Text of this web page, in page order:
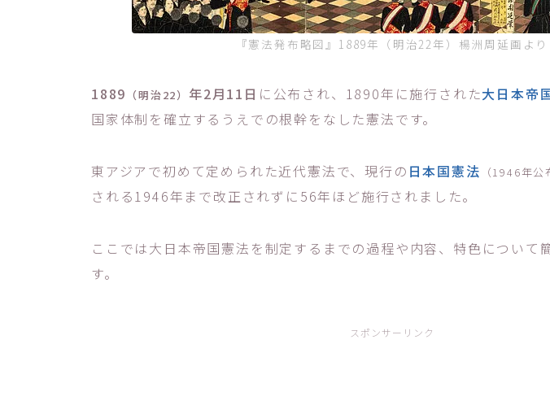
『憲法発布略図』1889年（明治22年）楊洲周延画より
1889 （明治22） 年2月11日 に公布され、1890年に施行された大日本帝
国家体制を確立するうえでの根幹をなした憲法です。
東アジアで初めて定められた近代憲法で、現行の 日本国憲法 （1946年
される1946年まで改正されずに56年ほど施行されました。
ここでは大日本帝国憲法を制定するまでの過程や内容、特色について
す。
スポンサーリンク